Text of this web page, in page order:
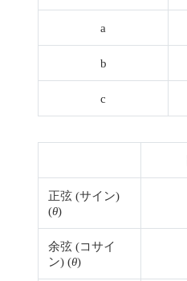
a
b
c
正弦 (サイン)
(θ)
余弦 (コサイ
ン) (θ)